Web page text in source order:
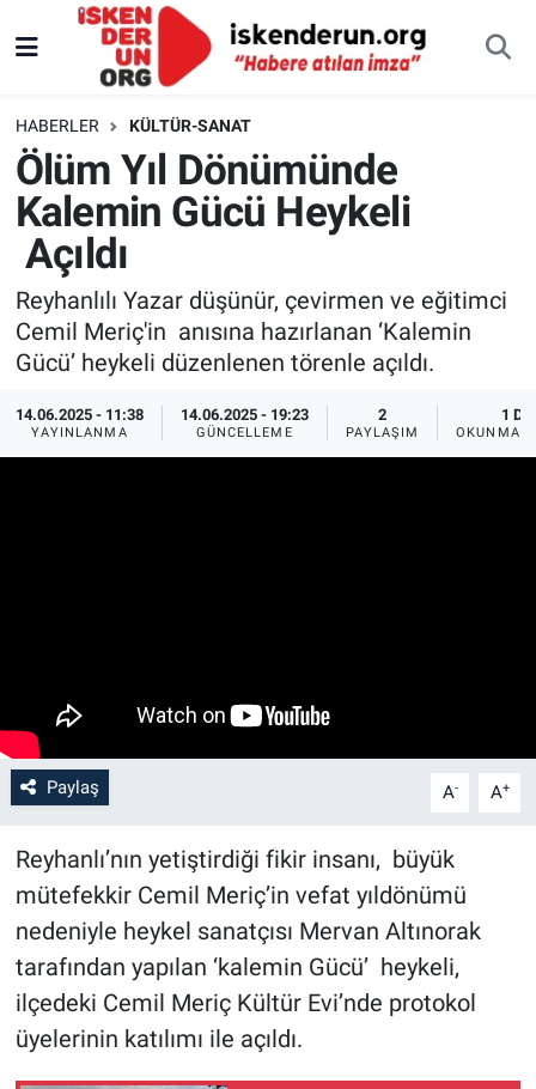
HABERLER KÜLTÜR-SANAT
Ölüm Yıl Dönümünde
Kalemin Gücü Heykeli
Açıldı
Reyhanlılı Yazar düşünür, çevirmen ve eğitimci
Cemil Meriç'in anısına hazırlanan ‘Kalemin
Gücü’ heykeli düzenlenen törenle açıldı.
14.06.2025 - 11:38
YAYINLANMA
14.06.2025 - 19:23
GÜNCELLEME
2
PAYLAŞIM
1 DK
OKUNMA
Paylaş A- A+
Reyhanlı’nın yetiştirdiği fikir insanı, büyük
mütefekkir Cemil Meriç’in vefat yıldönümü
nedeniyle heykel sanatçısı Mervan Altınorak
tarafından yapılan ‘kalemin Gücü’ heykeli,
ilçedeki Cemil Meriç Kültür Evi’nde protokol
üyelerinin katılımı ile açıldı.